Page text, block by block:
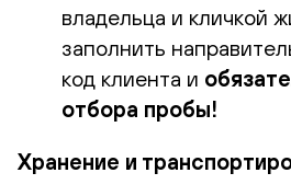
владельца и кличкой
заполнить
код клиента и
отбора пробы!
Хранение и